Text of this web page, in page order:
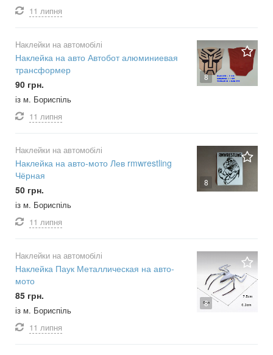
11 липня
8
Наклейки на автомобілі
Наклейка на авто Автобот алюминиевая
трансформер
90 грн.
із м. Бориспіль
11 липня
8
Наклейки на автомобілі
Наклейка на авто-мото Лев rmwrestling
Чёрная
50 грн.
із м. Бориспіль
11 липня
8
Наклейки на автомобілі
Наклейка Паук Металлическая на авто-
мото
85 грн.
із м. Бориспіль
11 липня